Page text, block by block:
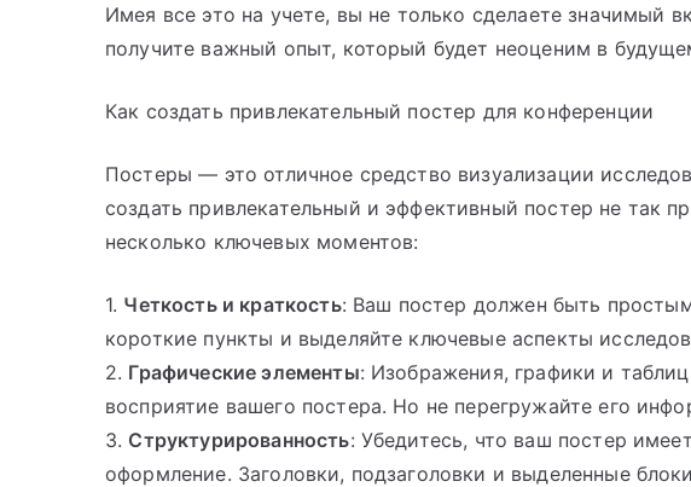
Имея все это на учете, вы не только сделаете значимый
получите важный опыт, который будет неоценим в
Как создать привлекательный постер для конференции
Постеры — это отличное средство визуализации
создать привлекательный и эффективный постер не так
несколько ключевых моментов:
1. Четкость и краткость: Ваш постер должен быть
короткие пункты и выделяйте ключевые аспекты
2. Графические элементы: Изображения, графики и
восприятие вашего постера. Но не перегружайте его
3. Структурированность: Убедитесь, что ваш постер
оформление. Заголовки, подзаголовки и выделенные